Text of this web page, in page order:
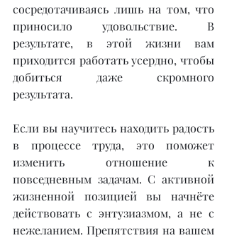
сосредотачиваясь лишь на том, что
приносило удовольствие. В
результате, в этой жизни вам
приходится работать усердно, чтобы
добиться даже скромного
результата.
Если вы научитесь находить радость
в процессе труда, это поможет
изменить отношение к
повседневным задачам. С активной
жизненной позицией вы начнёте
действовать с энтузиазмом, а не с
нежеланием. Препятствия на вашем